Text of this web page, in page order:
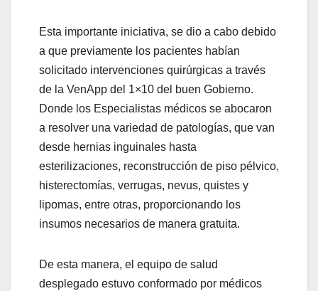
Esta importante iniciativa, se dio a cabo debido
a que previamente los pacientes habían
solicitado intervenciones quirúrgicas a través
de la VenApp del 1×10 del buen Gobierno.
Donde los Especialistas médicos se abocaron
a resolver una variedad de patologías, que van
desde hernias inguinales hasta
esterilizaciones, reconstrucción de piso pélvico,
histerectomías, verrugas, nevus, quistes y
lipomas, entre otras, proporcionando los
insumos necesarios de manera gratuita.
De esta manera, el equipo de salud
desplegado estuvo conformado por médicos